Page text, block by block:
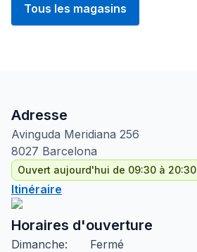
Tous les magasins
Adresse
Avinguda Meridiana 256
8027 Barcelona
Ouvert aujourd'hui de 09:30 à 20:30
Itinéraire
Horaires d'ouverture
Dimanche:
Fermé